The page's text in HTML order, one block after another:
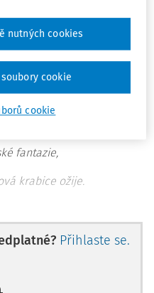
papíru,
fantazie,
krabice ožije.
Přihlaste se.
cookie
nutných cookies
cookie